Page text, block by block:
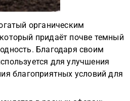
органическим
придаёт почве темный
Благодаря своим
для улучшения
благоприятных условий для